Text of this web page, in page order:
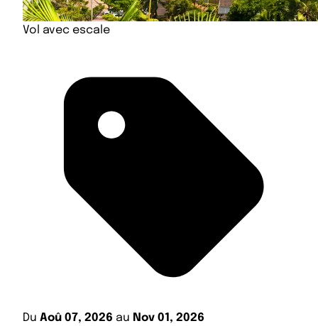
Vol avec escale
Du Aoû 07, 2026 au Nov 01, 2026